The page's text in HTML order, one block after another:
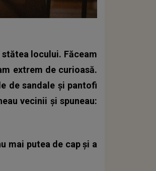
locului. Făceam
extrem de curioasă.
de sandale și pantofi
vecinii și spuneau:
mai putea de cap și a